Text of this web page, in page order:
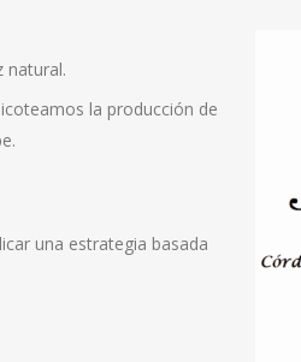
natural.
la producción de
una estrategia basada